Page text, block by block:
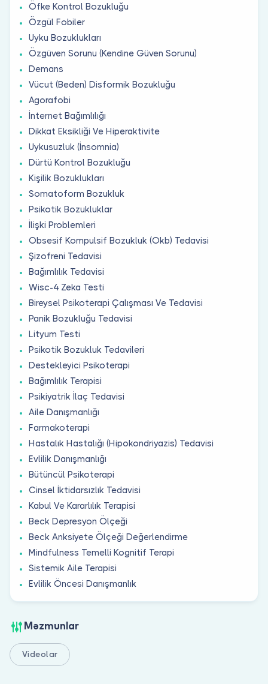
Öfke Kontrol Bozukluğu
Özgül Fobiler
Uyku Bozuklukları
Özgüven Sorunu (Kendine Güven Sorunu)
Demans
Vücut (Beden) Disformik Bozukluğu
Agorafobi
İnternet Bağımlılığı
Dikkat Eksikliği Ve Hiperaktivite
Uykusuzluk (İnsomnia)
Dürtü Kontrol Bozukluğu
Kişilik Bozuklukları
Somatoform Bozukluk
Psikotik Bozukluklar
İlişki Problemleri
Obsesif Kompulsif Bozukluk (Okb) Tedavisi
Şizofreni Tedavisi
Bağımlılık Tedavisi
Wisc-4 Zeka Testi
Bireysel Psikoterapi Çalışması Ve Tedavisi
Panik Bozukluğu Tedavisi
Lityum Testi
Psikotik Bozukluk Tedavileri
Destekleyici Psikoterapi
Bağımlılık Terapisi
Psikiyatrik İlaç Tedavisi
Aile Danışmanlığı
Farmakoterapi
Hastalık Hastalığı (Hipokondriyazis) Tedavisi
Evlilik Danışmanlığı
Bütüncül Psikoterapi
Cinsel İktidarsızlık Tedavisi
Kabul Ve Kararlılık Terapisi
Beck Depresyon Ölçeği
Beck Anksiyete Ölçeği Değerlendirme
Mindfulness Temelli Kognitif Terapi
Sistemik Aile Terapisi
Evlilik Öncesi Danışmanlık
Məzmunlar
Videolar